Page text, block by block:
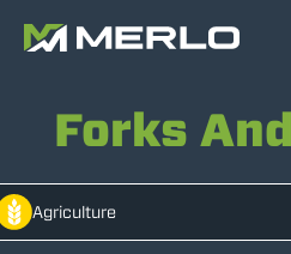
Forks
Agriculture